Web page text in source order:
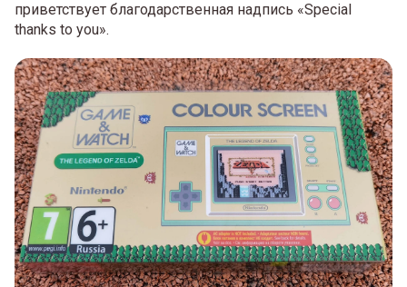
приветствует благодарственная надпись «Special
thanks to you».